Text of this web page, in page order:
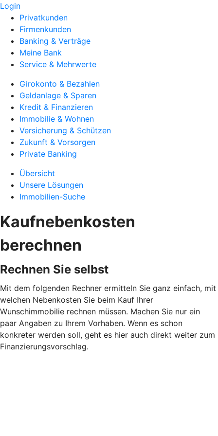
Login
Privatkunden
Firmenkunden
Banking & Verträge
Meine Bank
Service & Mehrwerte
Girokonto & Bezahlen
Geldanlage & Sparen
Kredit & Finanzieren
Immobilie & Wohnen
Versicherung & Schützen
Zukunft & Vorsorgen
Private Banking
Übersicht
Unsere Lösungen
Immobilien-Suche
Kaufnebenkosten
berechnen
Rechnen Sie selbst
Mit dem folgenden Rechner ermitteln Sie ganz einfach, mit
welchen Nebenkosten Sie beim Kauf Ihrer
Wunschimmobilie rechnen müssen. Machen Sie nur ein
paar Angaben zu Ihrem Vorhaben. Wenn es schon
konkreter werden soll, geht es hier auch direkt weiter zum
Finanzierungsvorschlag.